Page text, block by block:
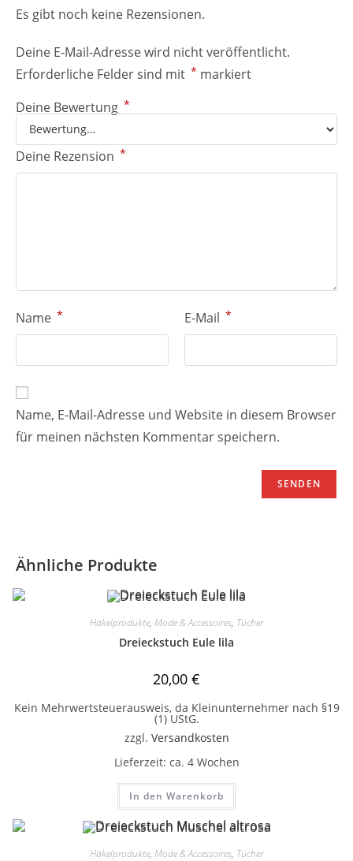
Es gibt noch keine Rezensionen.
Deine E-Mail-Adresse wird nicht veröffentlicht.
Erforderliche Felder sind mit * markiert
Deine Bewertung *
Deine Rezension *
Name * E-Mail *
Name, E-Mail-Adresse und Website in diesem Browser
für meinen nächsten Kommentar speichern.
Ähnliche Produkte
Häkelprodukte, Mode & Accessoires, Tücher
Dreieckstuch Eule lila
20,00 €
Kein Mehrwertsteuerausweis, da Kleinunternehmer nach §19
(1) UStG.
zzgl. Versandkosten
Lieferzeit: ca. 4 Wochen
In den Warenkorb
Häkelprodukte, Mode & Accessoires, Tücher